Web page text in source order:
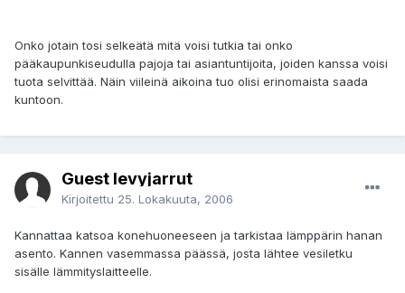
Onko jotain tosi selkeätä mitä voisi tutkia tai onko
pääkaupunkiseudulla pajoja tai asiantuntijoita, joiden kanssa voisi
tuota selvittää. Näin viileinä aikoina tuo olisi erinomaista saada
kuntoon.
Guest levyjarrut
Kirjoitettu 25. Lokakuuta, 2006
Kannattaa katsoa konehuoneeseen ja tarkistaa lämppärin hanan
asento. Kannen vasemmassa päässä, josta lähtee vesiletku
sisälle lämmityslaitteelle.